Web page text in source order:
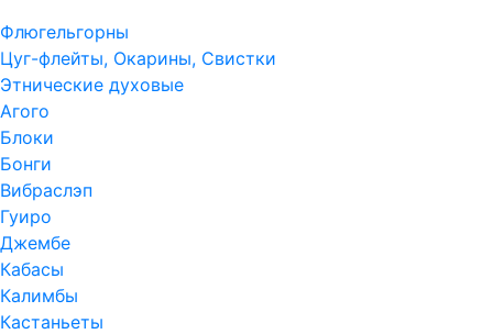
Флюгельгорны
Цуг-флейты, Окарины, Свистки
Этнические духовые
Агого
Блоки
Бонги
Вибраслэп
Гуиро
Джембе
Кабасы
Калимбы
Кастаньеты